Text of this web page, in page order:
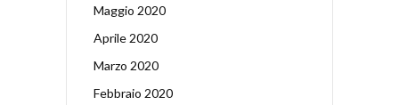
Maggio 2020
Aprile 2020
Marzo 2020
Febbraio 2020